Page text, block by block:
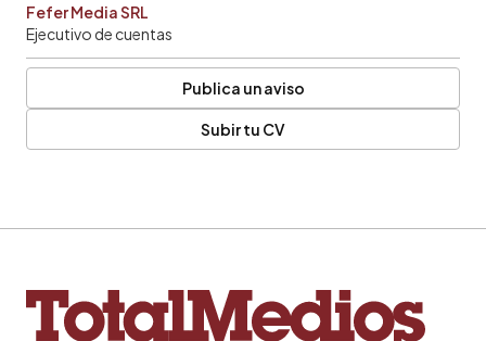
Fefer Media SRL
Ejecutivo de cuentas
Publica un aviso
Subir tu CV